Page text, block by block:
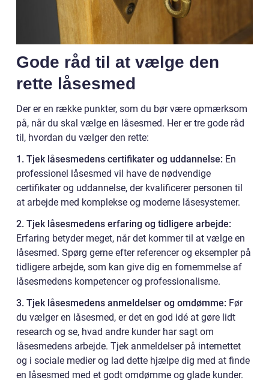
Gode råd til at vælge den
rette låsesmed
Der er en række punkter, som du bør være opmærksom
på, når du skal vælge en låsesmed. Her er tre gode råd
til, hvordan du vælger den rette:
1. Tjek låsesmedens certifikater og uddannelse: En
professionel låsesmed vil have de nødvendige
certifikater og uddannelse, der kvalificerer personen til
at arbejde med komplekse og moderne låsesystemer.
2. Tjek låsesmedens erfaring og tidligere arbejde:
Erfaring betyder meget, når det kommer til at vælge en
låsesmed. Spørg gerne efter referencer og eksempler på
tidligere arbejde, som kan give dig en fornemmelse af
låsesmedens kompetencer og professionalisme.
3. Tjek låsesmedens anmeldelser og omdømme: Før
du vælger en låsesmed, er det en god idé at gøre lidt
research og se, hvad andre kunder har sagt om
låsesmedens arbejde. Tjek anmeldelser på internettet
og i sociale medier og lad dette hjælpe dig med at finde
en låsesmed med et godt omdømme og glade kunder.